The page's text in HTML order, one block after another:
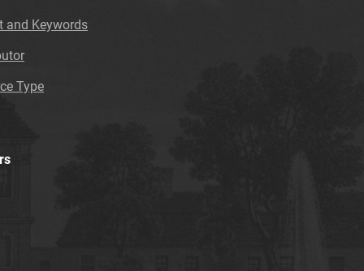
Tarnowskie Azoty : tygodnik. 2000, nr 2
Tarnowskie Azoty : tygodnik. 2000, nr 3
Tarnowskie Azoty : tygodnik. 2000, nr 5
and Keywords
Type